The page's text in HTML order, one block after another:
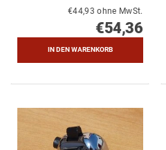
€44,93 ohne MwSt.
€54,36